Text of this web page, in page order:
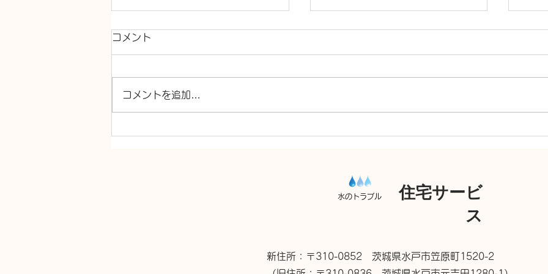
シャワー交換 TOTO
洗面台 混合水栓交換
給湯
コメント
コメントを追加…
住宅サービ
ス
水のトラブル
新住所：〒310-0852 茨城県水戸市笠原町1520-2